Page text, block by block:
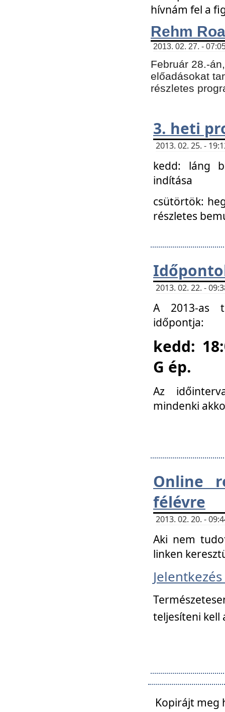
hívnám fel a
Rehm
2013. 02. 27. -
Február 28.-
előadásokat
részletes
3. heti
2013. 02. 25. -
kedd: láng
indítása
csütörtök:
részletes
2013. 02. 22. -
A 2013-as
időpontja:
kedd:
G ép.
Az
mindenki
Online
félévre
2013. 02. 20. -
Aki nem
linken
Jelentkezés
teljesíteni kell
Kopirájt meg